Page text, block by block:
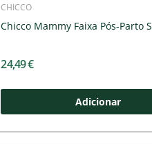
CHICCO
Chicco Mammy Faixa Pós-Parto S
24,49 €
Adicionar